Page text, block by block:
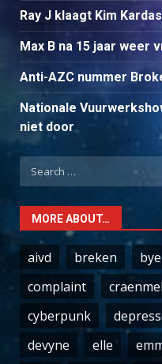
Ray J klaagt Kim
Max B na 15 jaar weer
Anti-AZC nummer
Nationale
niet door
Search
for:
MORE ABOUT…
aivd breken
complaint
cyberpunk
devyne
elle